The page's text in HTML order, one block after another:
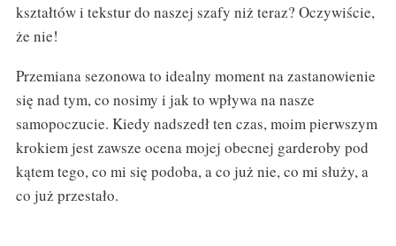
kształtów i tekstur do naszej szafy niż teraz? Oczywiście,
że nie!
Przemiana sezonowa to idealny moment na zastanowienie
się nad tym, co nosimy i jak to wpływa na nasze
samopoczucie. Kiedy nadszedł ten czas, moim pierwszym
krokiem jest zawsze ocena mojej obecnej garderoby pod
kątem tego, co mi się podoba, a co już nie, co mi służy, a
co już przestało.